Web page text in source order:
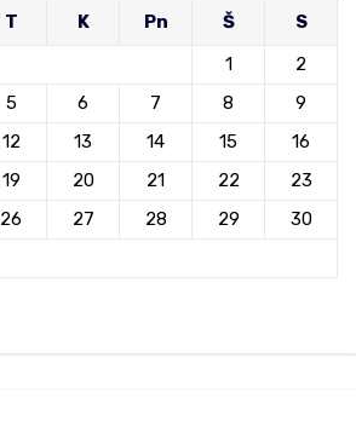
T K Pn Š
S
1
2
5 6 7 8
9
12 13 14 15
16
19 20 21 22
23
26 27 28 29
30